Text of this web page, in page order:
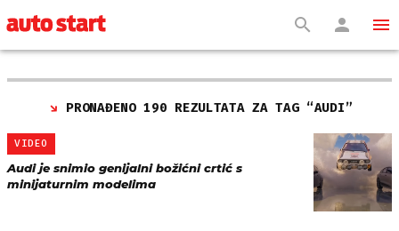
PRONAĐENO 190 REZULTATA ZA TAG “AUDI”
VIDEO
Audi je snimio genijalni božićni crtić s
minijaturnim modelima